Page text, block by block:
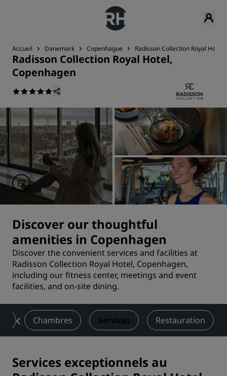
Accueil Danemark Copenhague Radisson Collection Royal
Radisson Collection Royal Hotel,
Copenhagen
Discover our thoughtful
amenities in Copenhagen
Discover the convenient services and facilities at
Radisson Collection Royal Hotel, Copenhagen,
including our fitness center, meetings and event
facilities, and on-site dining.
Chambres Services Restauration
Services exceptionnels au